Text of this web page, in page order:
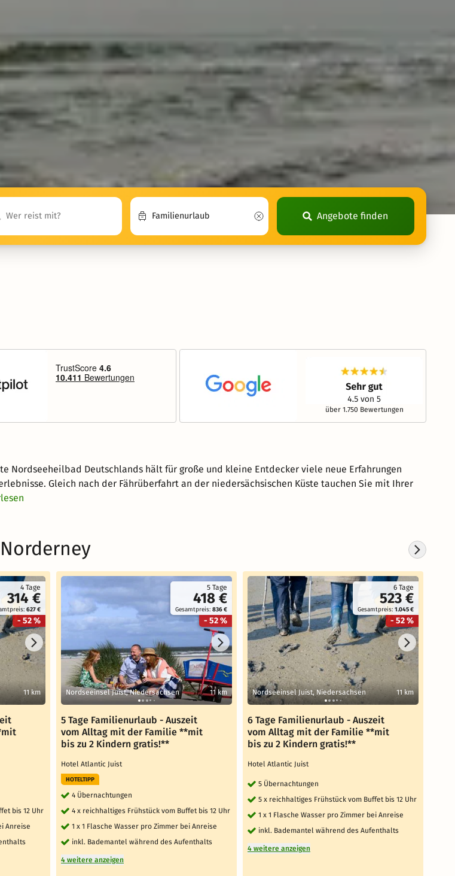
Angebote finden
über 1.750 Bewertungen
Nordseeheilbad Deutschlands hält für große und kleine Entdecker viele neue Erfahrungen
Gleich nach der Fährüberfahrt an der niedersächsischen Küste tauchen Sie mit Ihrer
4 Tage
314 €
627 €
- 52 %
11 km
bis 12 Uhr
Anreise
5 Tage
418 €
Gesamtpreis: 836 €
- 52 %
Nordseeinsel Juist, Niedersachsen 11 km
5 Tage Familienurlaub - Auszeit
vom Alltag mit der Familie **mit
bis zu 2 Kindern gratis!**
Hotel Atlantic Juist
HOTELTIPP
4 Übernachtungen
4 x reichhaltiges Frühstück vom Buffet bis 12 Uhr
1 x 1 Flasche Wasser pro Zimmer bei Anreise
inkl. Bademantel während des Aufenthalts
4 weitere anzeigen
6 Tage
523 €
Gesamtpreis: 1.045 €
- 52 %
Nordseeinsel Juist, Niedersachsen 11 km
6 Tage Familienurlaub - Auszeit
vom Alltag mit der Familie **mit
bis zu 2 Kindern gratis!**
Hotel Atlantic Juist
5 Übernachtungen
5 x reichhaltiges Frühstück vom Buffet bis 12 Uhr
1 x 1 Flasche Wasser pro Zimmer bei Anreise
inkl. Bademantel während des Aufenthalts
4 weitere anzeigen